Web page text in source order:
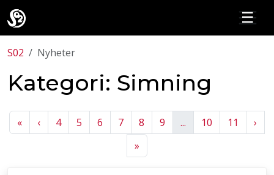
☰
S02 Nyheter
Kategori: Simning
«Previous
‹Previous
4 5 6 7 8 9 ... 10 11 ›
»Next